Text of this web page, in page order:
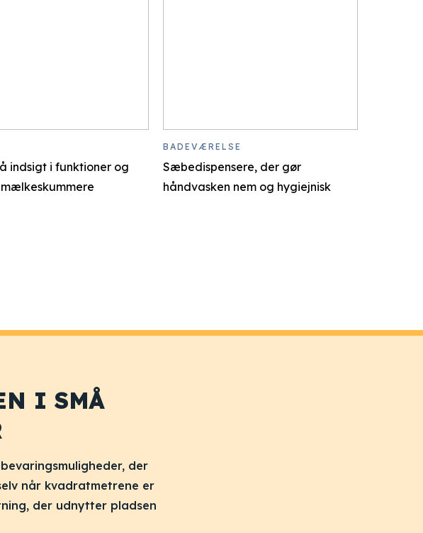
indsigt i funktioner og
Sæbedispensere, der gør
håndvasken nem og hygiejnisk
BADEVÆRELSE
I SMÅ
der
når kvadratmetrene er
der udnytter pladsen